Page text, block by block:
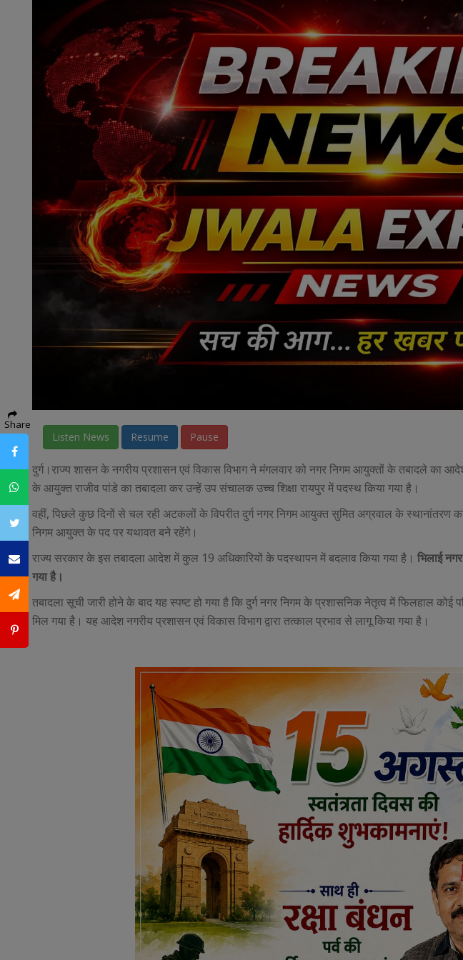
Listen News Resume Pause
दुर्ग।राज्य शासन के नगरीय प्रशासन एवं विकास विभाग ने मंगलवार को नगर निगम आयुक्तों के तबादले का
के आयुक्त राजीव पांडे का तबादला कर उन्हें उप संचालक उच्च शिक्षा रायपुर में पदस्थ किया गया है।
वहीं, पिछले कुछ दिनों से चल रही अटकलों के विपरीत दुर्ग नगर निगम आयुक्त सुमित अग्रवाल के
निगम आयुक्त के पद पर यथावत बने रहेंगे।
राज्य सरकार के इस तबादला आदेश में कुल 19 अधिकारियों के पदस्थापन में बदलाव किया गया है। भिलाई
गया है।
तबादला सूची जारी होने के बाद यह स्पष्ट हो गया है कि दुर्ग नगर निगम के प्रशासनिक नेतृत्व में फिलहाल कोई
मिल गया है। यह आदेश नगरीय प्रशासन एवं विकास विभाग द्वारा तत्काल प्रभाव से लागू किया गया है।
Share
Facebook
Whatsapp
Twitter
Email
SMS
Pintrest